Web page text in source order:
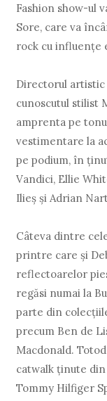
Fashion show-ul
Sore, care va
rock cu influențe
Directorul artistic
cunoscutul stilist
amprenta pe
vestimentare la
pe podium, în
Vandici, Ellie
Ilieș și Adrian
Câteva dintre
printre care și
reflectoarelor
regăsi numai la
parte din
precum Ben de
Macdonald.
catwalk ținute
Tommy Hilfiger